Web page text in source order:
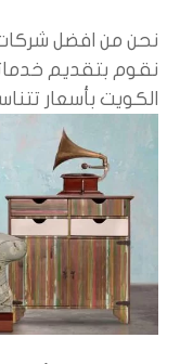
نحن من افضل
نقوم بتقديم
الكويت بأسعار